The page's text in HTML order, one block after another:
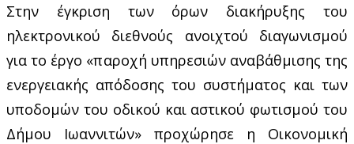
Στην έγκριση των όρων διακήρυξης του
ηλεκτρονικού διεθνούς ανοιχτού διαγωνισμού
για το έργο «παροχή υπηρεσιών αναβάθμισης της
ενεργειακής απόδοσης του συστήματος και των
υποδομών του οδικού και αστικού φωτισμού του
Δήμου Ιωαννιτών» προχώρησε η Οικονομική